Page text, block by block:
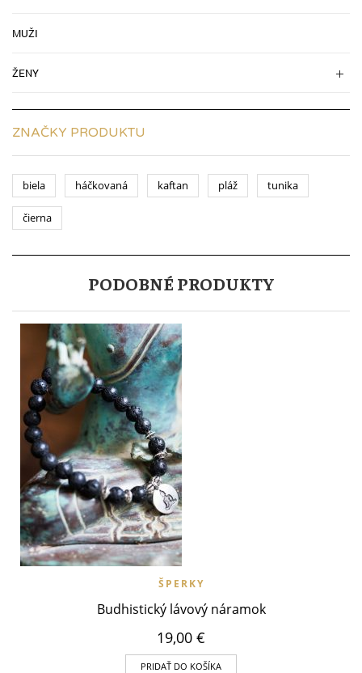
MUŽI
ŽENY
ZNAČKY PRODUKTU
biela háčkovaná kaftan pláž tunika
čierna
PODOBNÉ PRODUKTY
ŠPERKY
Budhistický lávový náramok
19,00 €
PRIDAŤ DO KOŠÍKA